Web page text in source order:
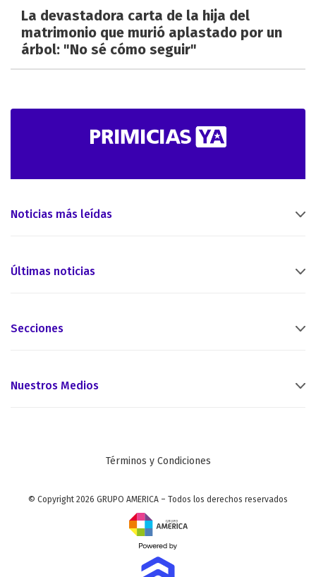
La devastadora carta de la hija del
matrimonio que murió aplastado por un
árbol: "No sé cómo seguir"
Noticias más leídas
Últimas noticias
Secciones
Nuestros Medios
Términos y Condiciones
© Copyright 2026 GRUPO AMERICA – Todos los derechos reservados